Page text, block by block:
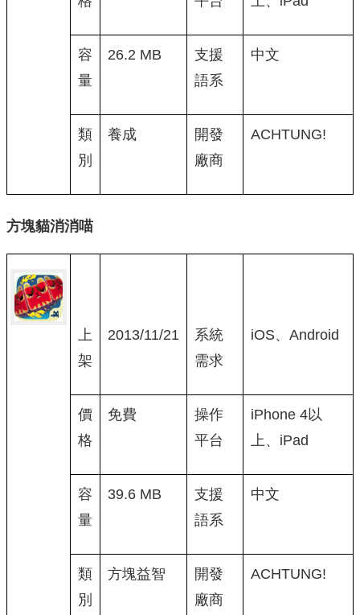
容
量
26.2 MB
支援
語系
中文
類
別
養成
開發
廠商
ACHTUNG!
方塊貓消消喵
上
架
2013/11/21
系統
需求
iOS、Android
價
格
免費
操作
平台
iPhone 4以
上、iPad
容
量
39.6 MB
支援
語系
中文
類
別
方塊益智
開發
廠商
ACHTUNG!